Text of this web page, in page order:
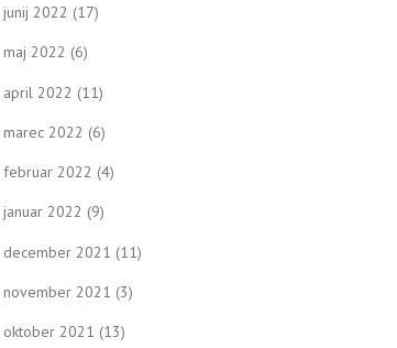
junij 2022 (17)
maj 2022 (6)
april 2022 (11)
marec 2022 (6)
februar 2022 (4)
januar 2022 (9)
december 2021 (11)
november 2021 (3)
oktober 2021 (13)